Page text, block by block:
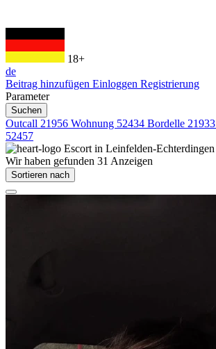
18+
de
Beitrag hinzufügen Einloggen Registrierung
Parameter
Suchen
Outcall 21956 Wohnung 52434 Bordelle 21933
52457
Escort in Leinfelden-Echterdingen
Wir haben gefunden 31 Anzeigen
Sortieren nach